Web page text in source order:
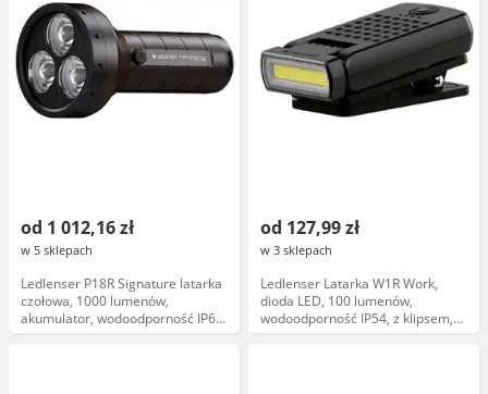
od 1 012,16 zł
w 5 sklepach
Ledlenser P18R Signature latarka
czołowa, 1000 lumenów,
akumulator, wodoodporność IP68,
tryby świecenia, czarna
od 127,99 zł
w 3 sklepach
Ledlenser Latarka W1R Work,
dioda LED, 100 lumenów,
wodoodporność IP54, z klipsem,
zasilanie bateriami AAA